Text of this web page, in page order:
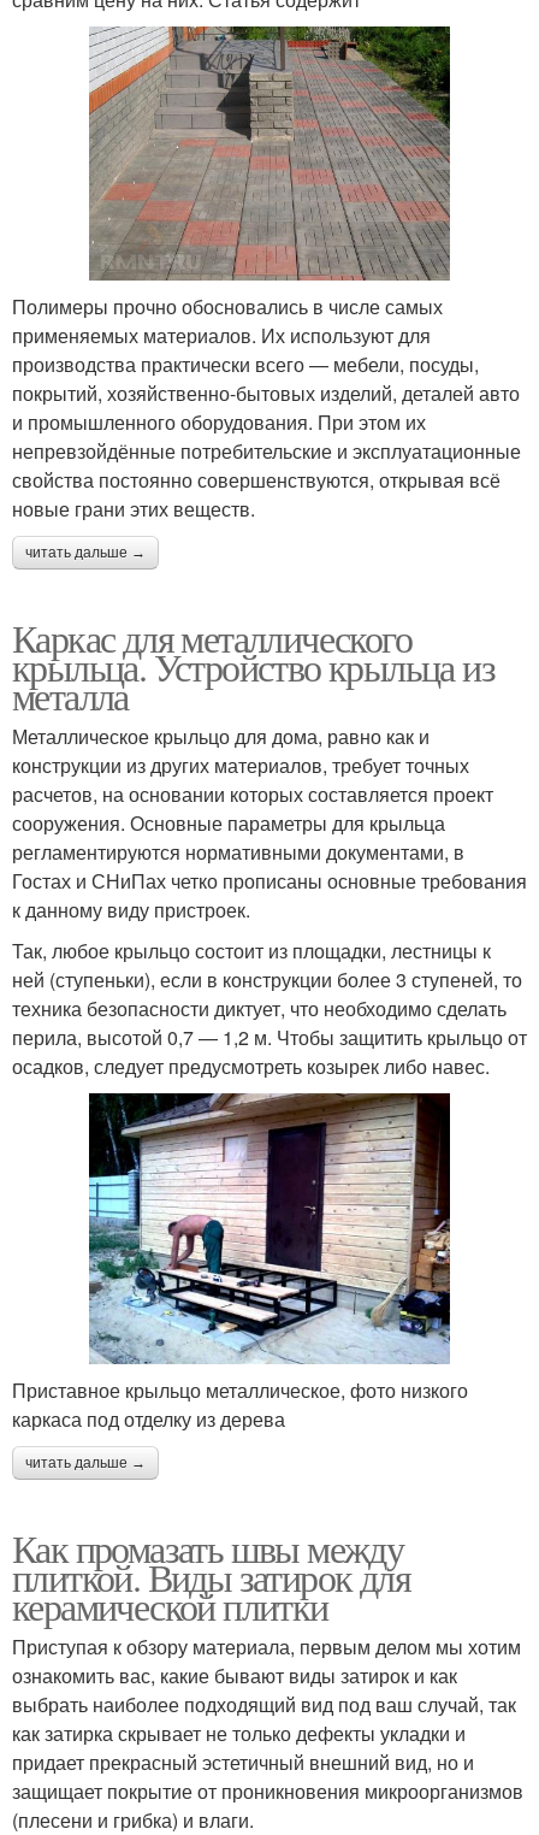
Полимеры прочно обосновались в числе самых
применяемых материалов. Их используют для
производства практически всего — мебели, посуды,
покрытий, хозяйственно-бытовых изделий, деталей авто
и промышленного оборудования. При этом их
непревзойдённые потребительские и эксплуатационные
свойства постоянно совершенствуются, открывая всё
новые грани этих веществ.
читать дальше →
Каркас для металлического
крыльца. Устройство крыльца из
металла
Металлическое крыльцо для дома, равно как и
конструкции из других материалов, требует точных
расчетов, на основании которых составляется проект
сооружения. Основные параметры для крыльца
регламентируются нормативными документами, в
Гостах и СНиПах четко прописаны основные требования
к данному виду пристроек.
Так, любое крыльцо состоит из площадки, лестницы к
ней (ступеньки), если в конструкции более 3 ступеней, то
техника безопасности диктует, что необходимо сделать
перила, высотой 0,7 — 1,2 м. Чтобы защитить крыльцо от
осадков, следует предусмотреть козырек либо навес.
Приставное крыльцо металлическое, фото низкого
каркаса под отделку из дерева
читать дальше →
Как промазать швы между
плиткой. Виды затирок для
керамической плитки
Приступая к обзору материала, первым делом мы хотим
ознакомить вас, какие бывают виды затирок и как
выбрать наиболее подходящий вид под ваш случай, так
как затирка скрывает не только дефекты укладки и
придает прекрасный эстетичный внешний вид, но и
защищает покрытие от проникновения микроорганизмов
(плесени и грибка) и влаги.